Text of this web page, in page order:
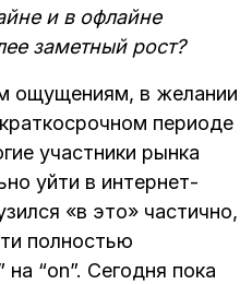
и в офлайне
заметный рост?
ощущениям, в желании
периоде
участники рынка
уйти в интернет-
«в это» частично,
полностью
“on”. Сегодня пока